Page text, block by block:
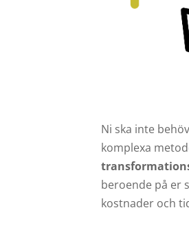
Ni ska inte
komplexa
beroende på er
kostnader och